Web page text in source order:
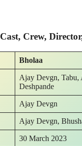
Crew,
Bholaa
Ajay Devgn, Tabu,
Deshpande
Ajay Devgn
Ajay Devgn,
30 March 2023